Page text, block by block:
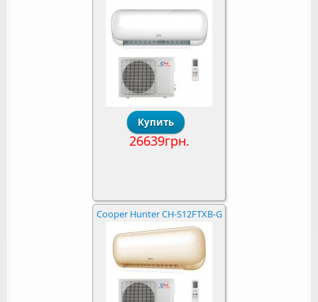
26639грн.
Cooper Hunter CH-S12FTXB-G